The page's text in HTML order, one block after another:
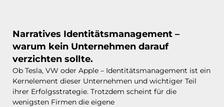
Narratives Identitätsmanagement –
warum kein Unternehmen darauf
verzichten sollte.
Ob Tesla, VW oder Apple – Identitätsmanagement ist ein
Kernelement dieser Unternehmen und wichtiger Teil
ihrer Erfolgsstrategie. Trotzdem scheint für die
wenigsten Firmen die eigene